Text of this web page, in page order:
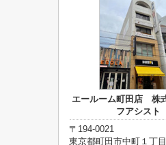
エールーム町田店 株
フアシスト
〒194-0021
東京都町田市中町１丁